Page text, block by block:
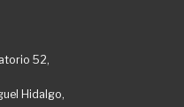
52,
Hidalgo,